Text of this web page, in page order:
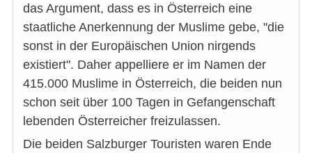
das Argument, dass es in Österreich eine
staatliche Anerkennung der Muslime gebe, "die
sonst in der Europäischen Union nirgends
existiert". Daher appelliere er im Namen der
415.000 Muslime in Österreich, die beiden nun
schon seit über 100 Tagen in Gefangenschaft
lebenden Österreicher freizulassen.
Die beiden Salzburger Touristen waren Ende